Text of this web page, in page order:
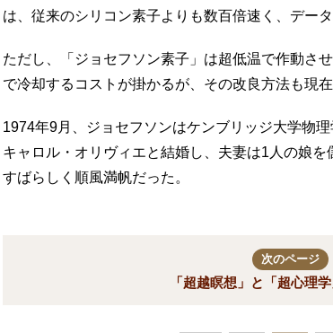
は、従来のシリコン素子よりも数百倍速く、デー
ただし、「ジョセフソン素子」は超低温で作動さ
で冷却するコストが掛かるが、その改良方法も現
1974年9月、ジョセフソンはケンブリッジ大学物
キャロル・オリヴィエと結婚し、夫妻は1人の娘を
すばらしく順風満帆だった。
次のページ
「超越瞑想」と「超心理